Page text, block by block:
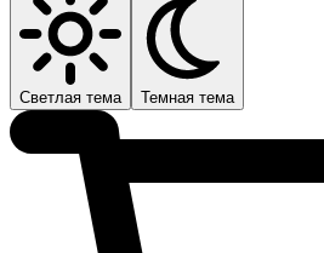
Светлая тема Темная тема